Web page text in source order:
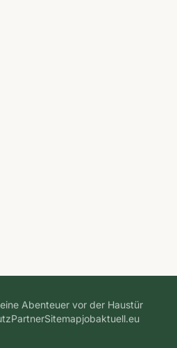
Abenteuer vor der Haustür
PartnerSitemapjobaktuell.eu